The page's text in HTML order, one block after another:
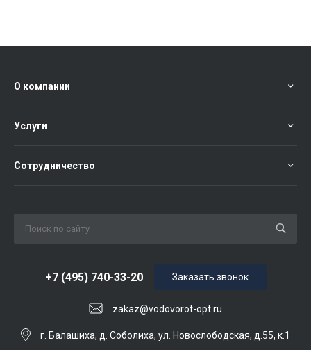
О компании
Услуги
Сотрудничество
+7 (495) 740-33-20
zakaz@vodovorot-opt.ru
Заказать звонок
г. Балашиха, д. Соболиха, ул. Новослободская, д.55, к.1